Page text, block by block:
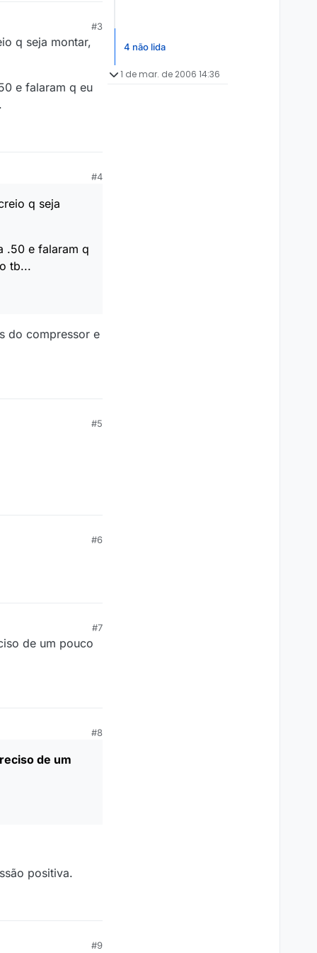
#3
q seja montar,
e falaram q eu
#4
q seja
.50 e falaram q
tb...
do compressor e
#5
#6
#7
de um pouco
#8
de um
positiva.
#9
4 não lida
1 de mar. de 2006 14:36